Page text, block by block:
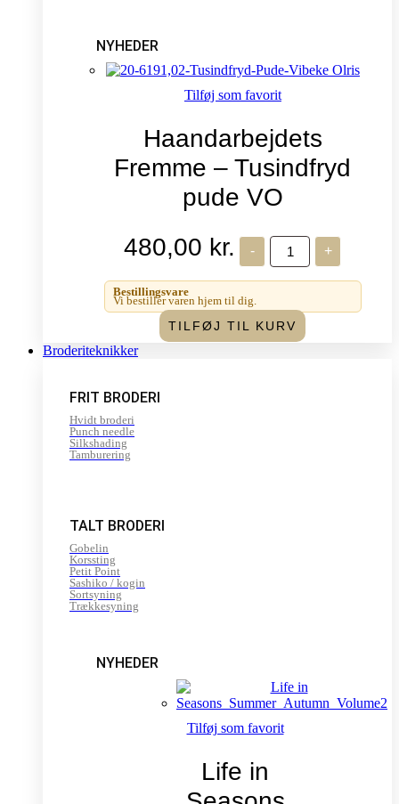
NYHEDER
Tilføj som favorit
Haandarbejdets
Fremme – Tusindfryd
pude VO
480,00 kr. -
Haandarbejdets
Fremme
-
Tusindfryd
VO
antal
+
Bestillingsvare
Vi bestiller varen hjem til dig.
TILFØJ TIL KURV
Broderiteknikker
FRIT BRODERI
Hvidt broderi
Punch needle
Silkshading
Tamburering
TALT BRODERI
Gobelin
Korssting
Petit Point
Sashiko / kogin
Sortsyning
Trækkesyning
NYHEDER
Tilføj som favorit
Life in